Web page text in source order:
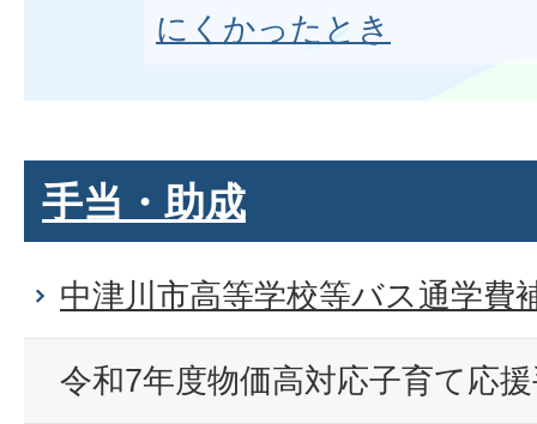
にくかったとき
手当・助成
中津川市高等学校等バス通学費
令和7年度物価高対応子育て応